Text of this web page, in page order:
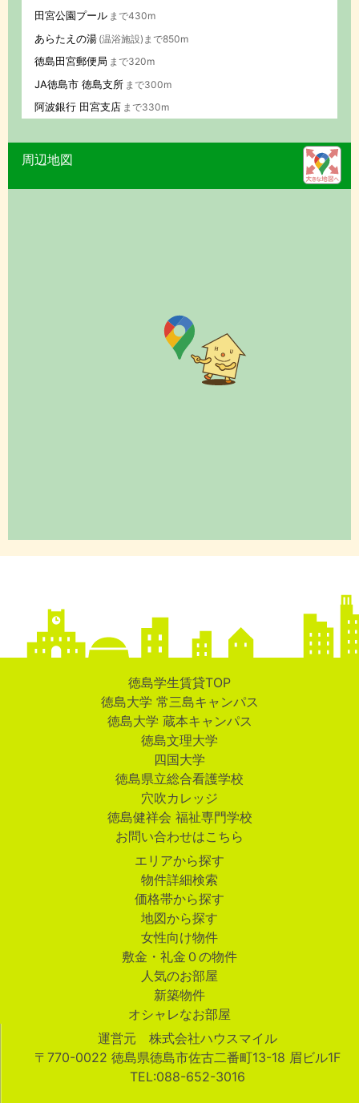
田宮公園プール まで430m
あらたえの湯 (温浴施設)まで850m
徳島田宮郵便局 まで320m
JA徳島市 徳島支所 まで300m
阿波銀行 田宮支店 まで330m
周辺地図
徳島学生賃貸TOP
徳島大学 常三島キャンパス
徳島大学 蔵本キャンパス
徳島文理大学
四国大学
徳島県立総合看護学校
穴吹カレッジ
徳島健祥会 福祉専門学校
お問い合わせはこちら
エリアから探す
物件詳細検索
価格帯から探す
地図から探す
女性向け物件
敷金・礼金０の物件
人気のお部屋
新築物件
オシャレなお部屋
運営元 株式会社ハウスマイル
〒770-0022 徳島県徳島市佐古二番町13-18 眉ビル1F
TEL:088-652-3016